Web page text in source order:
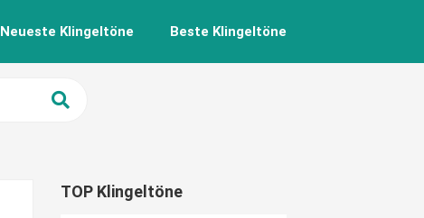
Neueste Klingeltöne Beste Klingeltöne
TOP Klingeltöne